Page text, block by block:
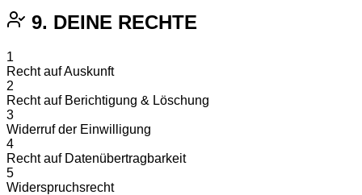
9. DEINE RECHTE
1
Recht auf Auskunft
2
Recht auf Berichtigung & Löschung
3
Widerruf der Einwilligung
4
Recht auf Datenübertragbarkeit
5
Widerspruchsrecht